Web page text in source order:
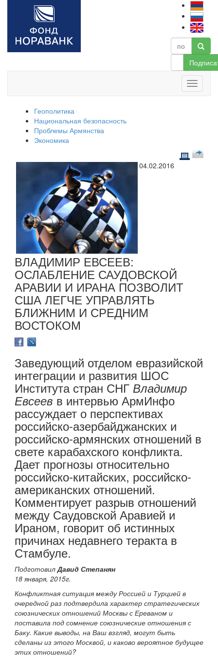
Геополитика
Национальная безопасность
Проблемы Армянства
Экономика
04.02.2016
ВЛАДИМИР ЕВСЕЕВ:
ОСЛАБЛЕНИЕ САУДОВСКОЙ
АРАВИИ И ИРАНА ПОЗВОЛИТ
США ЛЕГЧЕ УПРАВЛЯТЬ
БЛИЖНИМ И СРЕДНИМ
ВОСТОКОМ
Заведующий отделом евразийской
интеграции и развития ШОС
Института стран СНГ Владимир
Евсеевв интервью АрмИнфо
рассуждает о перспективах
российско-азербайджанских и
российско-армянских отношений в
свете карабахского конфликта.
Дает прогнозы относительно
российско-китайских, российско-
американских отношений.
Комментирует разрыв отношений
между Саудовской Аравией и
Ираном, говорит об истинных
причинах недавнего теракта в
Стамбуле.
ПодготовилДавид Степанян
18 января, 2015г.
Конфликтная ситуация между Россией и Турцией в
очередной раз подтвердила характер стратегических
союзнических отношений Москвы с Ереваном и
поставила под сомнение союзнические отношения с
Баку. Какие выводы, на Ваш взгляд, могут быть
сделаны из этого Москвой, и каково вероятное будущее
этих отношений?